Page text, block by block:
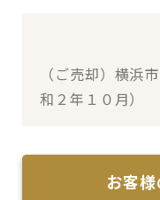
（ご売却）横浜
和２年１０月
お客